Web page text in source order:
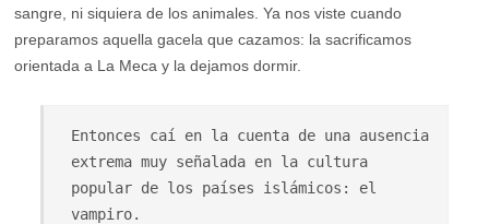
sangre, ni siquiera de los animales. Ya nos viste cuando
preparamos aquella gacela que cazamos: la sacrificamos
orientada a La Meca y la dejamos dormir.
Entonces caí en la cuenta de una ausencia
extrema muy señalada en la cultura
popular de los países islámicos: el
vampiro.